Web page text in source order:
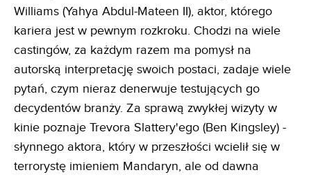
Williams (Yahya Abdul-Mateen II), aktor, którego
kariera jest w pewnym rozkroku. Chodzi na wiele
castingów, za każdym razem ma pomysł na
autorską interpretację swoich postaci, zadaje wiele
pytań, czym nieraz denerwuje testujących go
decydentów branży. Za sprawą zwykłej wizyty w
kinie poznaje Trevora Slattery'ego (Ben Kingsley) -
słynnego aktora, który w przeszłości wcielił się w
terrorystę imieniem Mandaryn, ale od dawna